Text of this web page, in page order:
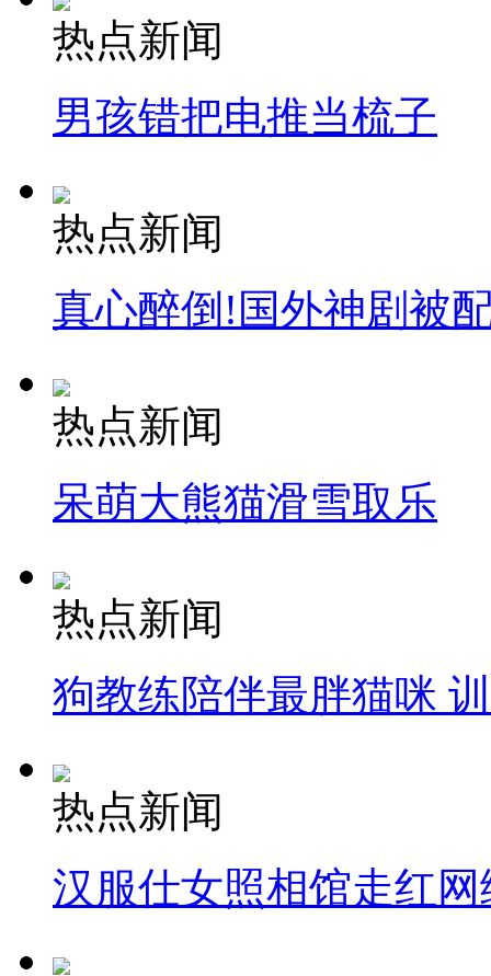
热点新闻
男孩错把电推当梳子
热点新闻
真心醉倒!国外神剧被
热点新闻
呆萌大熊猫滑雪取乐
热点新闻
狗教练陪伴最胖猫咪
热点新闻
汉服仕女照相馆走红网